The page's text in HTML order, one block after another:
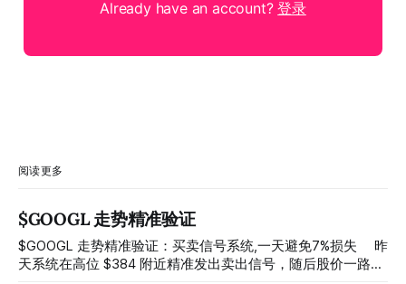
Already have an account?登录
阅读更多
$GOOGL 走势精准验证
$GOOGL 走势精准验证：买卖信号系统,一天避免7%损失 ⠀ 昨
天系统在高位 $384 附近精准发出卖出信号，随后股价一路下